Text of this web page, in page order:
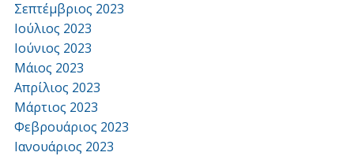
Σεπτέμβριος 2023
Ιούλιος 2023
Ιούνιος 2023
Μάιος 2023
Απρίλιος 2023
Μάρτιος 2023
Φεβρουάριος 2023
Ιανουάριος 2023